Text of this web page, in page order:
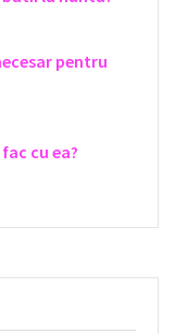
pentru
cu ea?